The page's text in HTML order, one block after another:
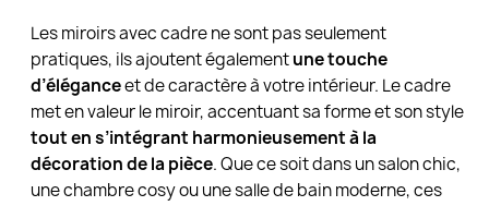
Les miroirs avec cadre ne sont pas seulement
pratiques, ils ajoutent égalementune touche
d’éléganceet de caractère à votre intérieur. Le cadre
met en valeur le miroir, accentuant sa forme et son style
tout en s’intégrant harmonieusement à la
décoration de la pièce. Que ce soit dans un salon chic,
une chambre cosy ou une salle de bain moderne, ces